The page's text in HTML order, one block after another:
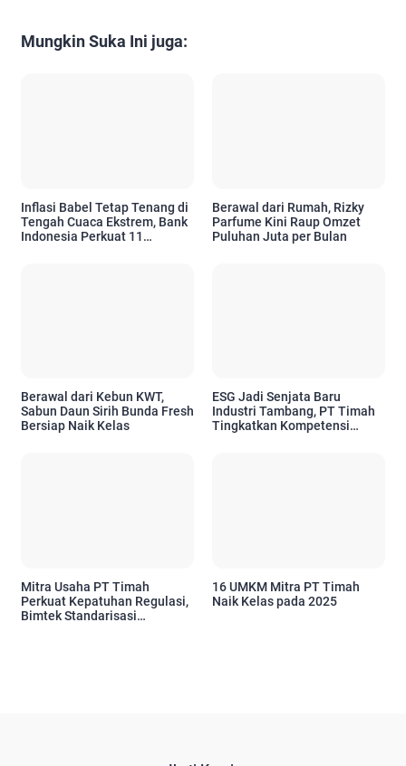
Mungkin Suka Ini juga:
Inflasi Babel Tetap Tenang di
Tengah Cuaca Ekstrem, Bank
Indonesia Perkuat 11
Berawal dari Rumah, Rizky
Parfume Kini Raup Omzet
Puluhan Juta per Bulan
Berawal dari Kebun KWT,
Sabun Daun Sirih Bunda Fresh
Bersiap Naik Kelas
ESG Jadi Senjata Baru
Industri Tambang, PT Timah
Tingkatkan Kompetensi
Mitra Usaha PT Timah
Perkuat Kepatuhan Regulasi,
Bimtek Standarisasi
16 UMKM Mitra PT Timah
Naik Kelas pada 2025